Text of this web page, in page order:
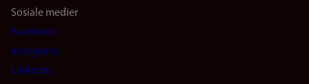
Sosiale medier
Facebook
Instagram
LinkedIn